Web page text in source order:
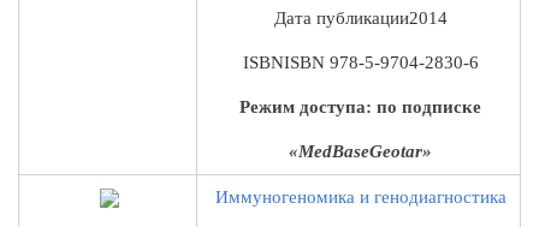
Дата публикации2014
ISBNISBN 978-5-9704-2830-6
Режим доступа: по подписке
«MedBaseGeotar»
Иммуногеномика и генодиагностика